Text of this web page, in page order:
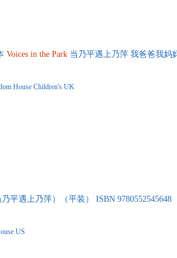
Voices in the Park 当乃平遇上乃萍 我爸爸我妈
House Children's UK
平遇上乃萍）（平装） ISBN 9780552545648
US